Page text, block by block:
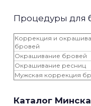
Процедуры для
Коррекция и
бровей
Окрашивание бровей
Окрашивание ресниц
Мужская коррекция
Каталог Минска